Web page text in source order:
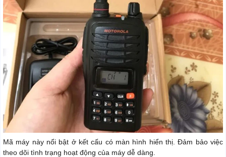
Mã máy này nổi bật ở kết cấu có màn hình hiển thị. Đảm bảo việc
theo dõi tình trạng hoạt động của máy dễ dàng.